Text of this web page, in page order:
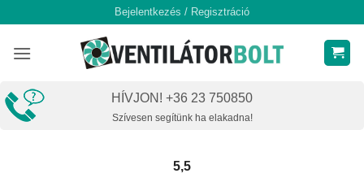
content
Bejelentkezés / Regisztráció
HÍVJON! +36 23 750850
Szívesen segítünk ha elakadna!
5,5